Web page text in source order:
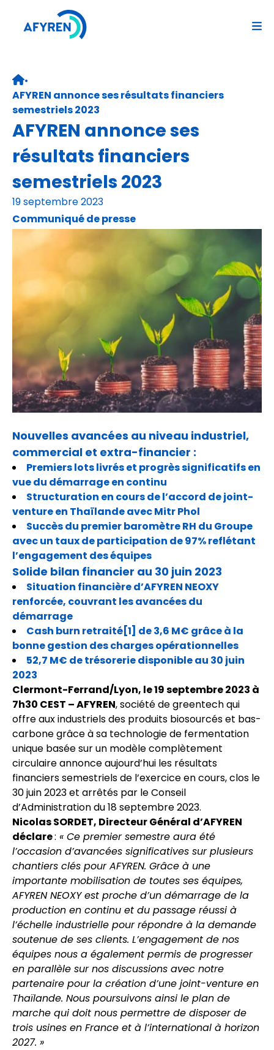
contenu
Retour page d’accueil
•
AFYREN annonce ses résultats financiers
semestriels 2023
AFYREN annonce ses
résultats financiers
semestriels 2023
19 septembre 2023
Communiqué de presse
Nouvelles avancées au niveau industriel,
commercial et extra-financier :
Premiers lots livrés et progrès significatifs en
vue du démarrage en continu
Structuration en cours de l’accord de joint-
venture en Thaïlande avec Mitr Phol
Succès du premier baromètre RH du Groupe
avec un taux de participation de 97% reflétant
l’engagement des équipes
Solide bilan financier au 30 juin 2023
Situation financière d’AFYREN NEOXY
renforcée, couvrant les avancées du
démarrage
Cash burn retraité[1] de 3,6 M€ grâce à la
bonne gestion des charges opérationnelles
52,7 M€ de trésorerie disponible au 30 juin
2023
Clermont-Ferrand/Lyon, le 19 septembre 2023 à
7h30 CEST – AFYREN, société de greentech qui
offre aux industriels des produits biosourcés et bas-
carbone grâce à sa technologie de fermentation
unique basée sur un modèle complètement
circulaire annonce aujourd’hui les résultats
financiers semestriels de l’exercice en cours, clos le
30 juin 2023 et arrêtés par le Conseil
d’Administration du 18 septembre 2023.
Nicolas SORDET, Directeur Général d’AFYREN
déclare: « Ce premier semestre aura été
l’occasion d’avancées significatives sur plusieurs
chantiers clés pour AFYREN. Grâce à une
importante mobilisation de toutes ses équipes,
AFYREN NEOXY est proche d’un démarrage de la
production en continu et du passage réussi à
l’échelle industrielle pour répondre à la demande
soutenue de ses clients. L’engagement de nos
équipes nous a également permis de progresser
en parallèle sur nos discussions avec notre
partenaire pour la création d’une joint-venture en
Thaïlande. Nous poursuivons ainsi le plan de
marche qui doit nous permettre de disposer de
trois usines en France et à l’international à horizon
2027. »